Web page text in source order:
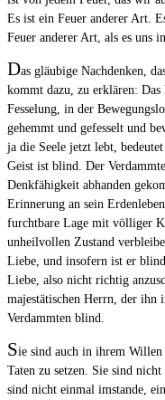
Es ist ein Feuer anderer Art.
Feuer anderer Art, als es uns
Das gläubige Nachdenken,
kommt dazu, zu erklären:
Fesselung, in der
gehemmt und gefesselt und
ja die Seele jetzt lebt,
Geist ist blind. Der
Denkfähigkeit abhanden
Erinnerung an sein
furchtbare Lage mit völliger
unheilvollen Zustand
Liebe, und insofern ist er
Liebe, also nicht richtig
majestätischen Herrn, der ihn
Verdammten blind.
Sie sind auch in ihrem Willen
Taten zu setzen. Sie sind
sind nicht einmal imstande,